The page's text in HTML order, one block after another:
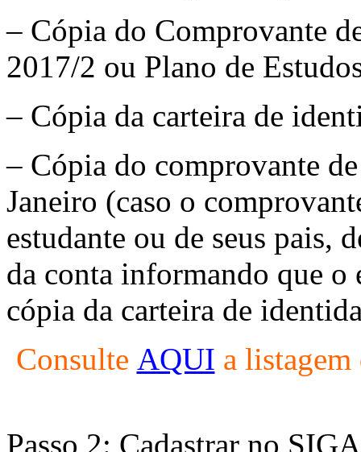
– Cópia do Comprovante
2017/2 ou Plano de
– Cópia da carteira de
– Cópia do comprovante
Janeiro (caso o
estudante ou de seus pais,
da conta informando que o
cópia da carteira de
Consulte AQUI a listagem
Passo 2: Cadastrar no